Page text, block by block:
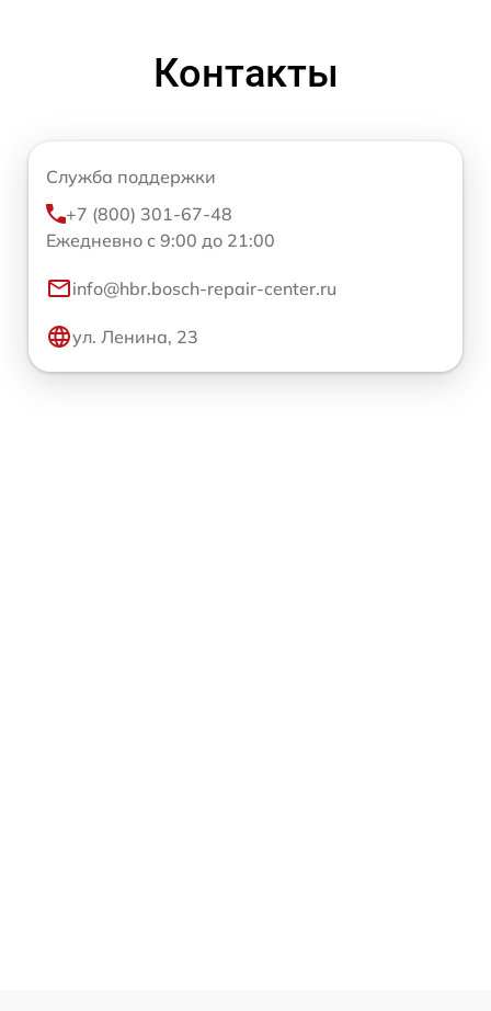
Контакты
Служба поддержки
+7 (800) 301-67-48
Ежедневно с 9:00 до 21:00
info@hbr.bosch-repair-center.ru
ул. Ленина, 23